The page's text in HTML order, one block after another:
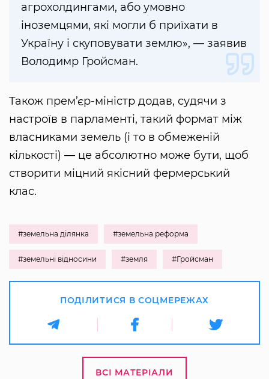
агрохолдингами, або умовно
іноземцями, які могли б приїхати в
Україну і скуповувати землю», — заявив
Володимр Гройсман.
Також прем’єр-міністр додав, судячи з
настроїв в парламенті, такий формат між
власниками земель (і то в обмеженій
кількості) — це абсолютно може бути, щоб
створити міцний якісний фермерський
клас.
#земельна ділянка #земельна реформа
#земельні відносини #земля #Гройсман
ПОДІЛИТИСЯ В СОЦМЕРЕЖАХ
ВСІ МАТЕРІАЛИ